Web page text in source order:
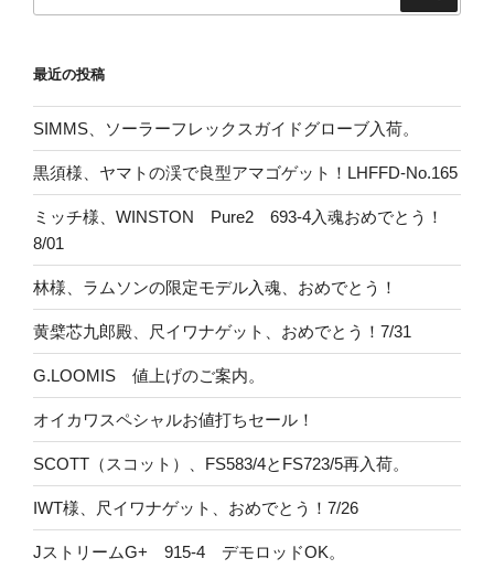
最近の投稿
SIMMS、ソーラーフレックスガイドグローブ入荷。
黒須様、ヤマトの渓で良型アマゴゲット！LHFFD-No.165
ミッチ様、WINSTON Pure2 693-4入魂おめでとう！
8/01
林様、ラムソンの限定モデル入魂、おめでとう！
黄檗芯九郎殿、尺イワナゲット、おめでとう！7/31
G.LOOMIS 値上げのご案内。
オイカワスペシャルお値打ちセール！
SCOTT（スコット）、FS583/4とFS723/5再入荷。
IWT様、尺イワナゲット、おめでとう！7/26
JストリームG+ 915-4 デモロッドOK。